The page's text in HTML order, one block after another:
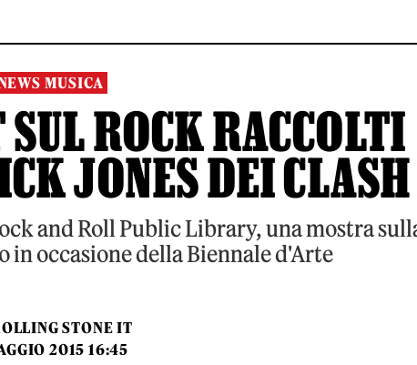
MUSICA
ROCK RACCOLTI
JONES DEI CLASH
and Roll Public Library, una mostra
occasione della Biennale d'Arte
STONE IT
2015 16:45